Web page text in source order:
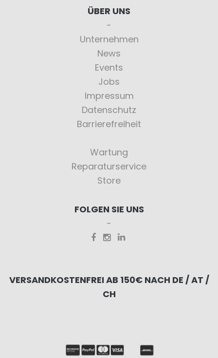
ÜBER UNS
Unternehmen
News
Events
Jobs
Impressum
Datenschutz
Barrierefreiheit
Wartung
Reparaturservice
Store
FOLGEN SIE UNS
VERSANDKOSTENFREI AB 150€ NACH DE / AT /
CH